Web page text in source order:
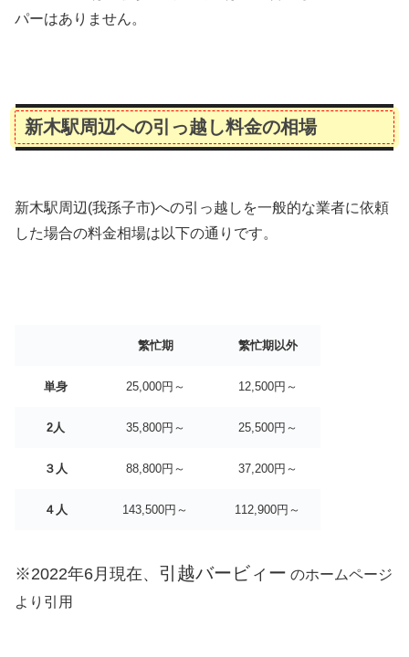
パーはありません。
新木駅周辺への引っ越し料金の相場
新木駅周辺(我孫子市)への引っ越しを一般的な業者に依頼
した場合の料金相場は以下の通りです。
繁忙期 繁忙期以外
単身 25,000円～ 12,500円～
2人 35,800円～ 25,500円～
３人 88,800円～ 37,200円～
４人 143,500円～ 112,900円～
※2022年6月現在、 引越バービィー のホームページ
より引用